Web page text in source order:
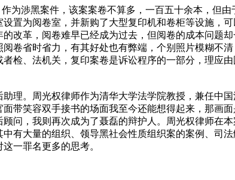
为涉黑案件，该案案卷不算多，一百五十余本，但
置为阅卷室，并新购了大型复印机和卷柜等设施，
改革，阅卷难早已经成为过去，但阅卷的成本问题
卷省时省力，有其好处也有弊端，个别照片模糊不
检、法机关，复印案卷是诉讼程序的一部分，理应
理。周光权律师作为清华大学法学院教授，兼任中
带笑容双手接书的场面我至今还能想得起来，那画
问，我则再次成为了聂磊的辩护人。周光权律师在
有大量的组织、领导黑社会性质组织案的案例、司
一罪名更多的思考。